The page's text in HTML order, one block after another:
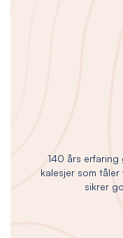
140 års
kalesjer som
sikrer